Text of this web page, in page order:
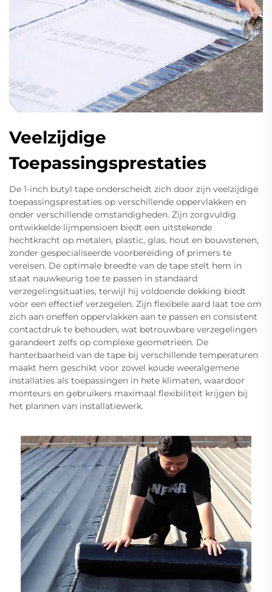
Veelzijdige
Toepassingsprestaties
De 1-inch butyl tape onderscheidt zich door zijn veelzijdige
toepassingsprestaties op verschillende oppervlakken en
onder verschillende omstandigheden. Zijn zorgvuldig
ontwikkelde lijmpensioen biedt een uitstekende
hechtkracht op metalen, plastic, glas, hout en bouwstenen,
zonder gespecialiseerde voorbereiding of primers te
vereisen. De optimale breedte van de tape stelt hem in
staat nauwkeurig toe te passen in standaard
verzegelingsituaties, terwijl hij voldoende dekking biedt
voor een effectief verzegelen. Zijn flexibele aard laat toe om
zich aan oneffen oppervlakken aan te passen en consistent
contactdruk te behouden, wat betrouwbare verzegelingen
garandeert zelfs op complexe geometrieën. De
hanterbaarheid van de tape bij verschillende temperaturen
maakt hem geschikt voor zowel koude weeralgemene
installaties als toepassingen in hete klimaten, waardoor
monteurs en gebruikers maximaal flexibiliteit krijgen bij
het plannen van installatiewerk.